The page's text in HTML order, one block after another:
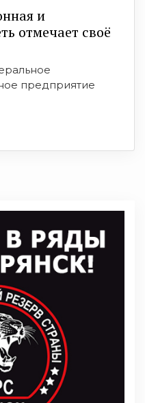
и
отмечает своё
предприятие